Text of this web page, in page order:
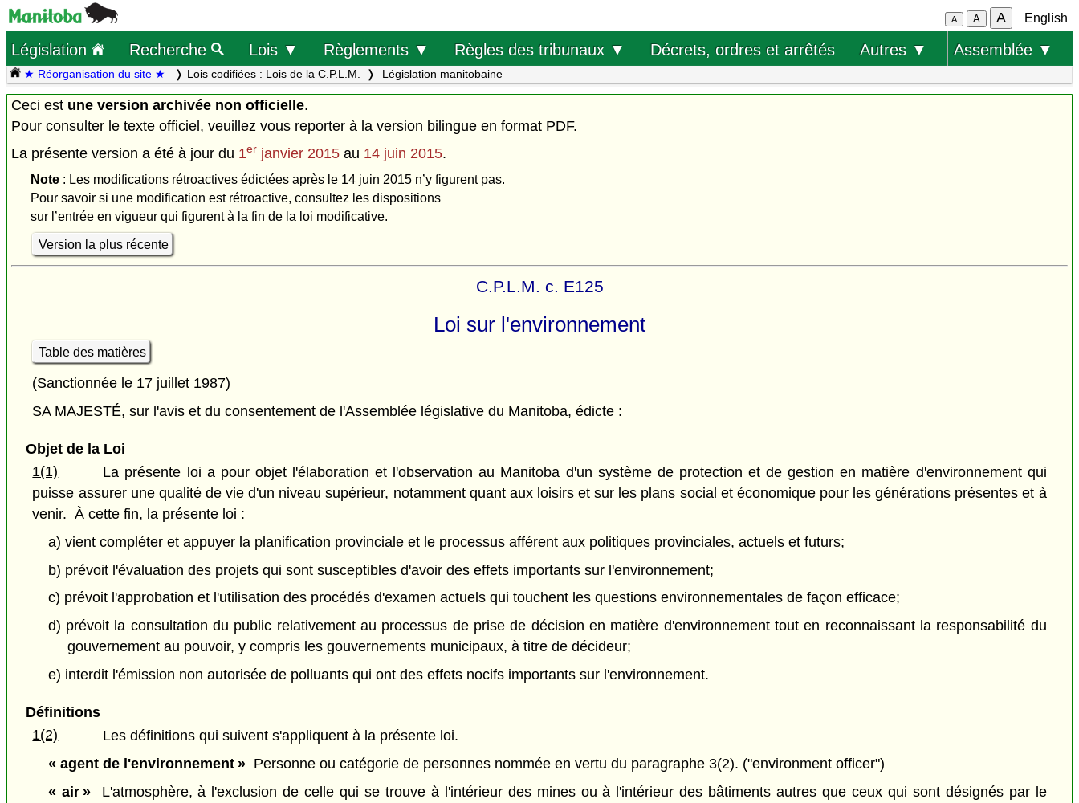
A A A English
Législation Recherche Lois ▼ Règlements ▼ Règles des tribunaux ▼ Décrets, ordres et arrêtés Autres ▼ Assemblée ▼
★ Réorganisation du site ★ Lois codifiées : Lois de la C.P.L.M. Législation manitobaine
Ceci est une version archivée non officielle.
Pour consulter le texte officiel, veuillez vous reporter à la version bilingue en format PDF.
La présente version a été à jour du 1er janvier 2015 au 14 juin 2015.
Note: Les modifications rétroactives édictées après le 14 juin 2015 n’y figurent pas.
Pour savoir si une modification est rétroactive, consultez les dispositions
sur l’entrée en vigueur qui figurent à la fin de la loi modificative.
Version la plus récente
C.P.L.M. c. E125
Loi sur l'environnement
Table des matières
(Sanctionnée le 17 juillet 1987)
SA MAJESTÉ, sur l'avis et du consentement de l'Assemblée législative du Manitoba, édicte :
Objet de la Loi
1(1)
La présente loi a pour objet l'élaboration et l'observation au Manitoba d'un système de protection et de gestion en matière d'environnement qui
puisse assurer une qualité de vie d'un niveau supérieur, notamment quant aux loisirs et sur les plans social et économique pour les générations présentes et à
venir. À cette fin, la présente loi :
a) vient compléter et appuyer la planification provinciale et le processus afférent aux politiques provinciales, actuels et futurs;
b) prévoit l'évaluation des projets qui sont susceptibles d'avoir des effets importants sur l'environnement;
c) prévoit l'approbation et l'utilisation des procédés d'examen actuels qui touchent les questions environnementales de façon efficace;
d) prévoit la consultation du public relativement au processus de prise de décision en matière d'environnement tout en reconnaissant la responsabilité du
gouvernement au pouvoir, y compris les gouvernements municipaux, à titre de décideur;
e) interdit l'émission non autorisée de polluants qui ont des effets nocifs importants sur l'environnement.
Définitions
1(2)
Les définitions qui suivent s'appliquent à la présente loi.
« agent de l'environnement »Personne ou catégorie de personnes nommée en vertu du paragraphe 3(2). ("environment officer")
« air »L'atmosphère, à l'exclusion de celle qui se trouve à l'intérieur des mines ou à l'intérieur des bâtiments autres que ceux qui sont désignés par le